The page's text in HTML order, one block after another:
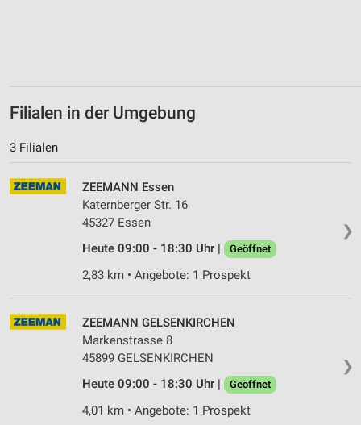
Filialen in der Umgebung
3 Filialen
❯
ZEEMANN Essen
Katernberger Str. 16
45327 Essen
Heute 09:00 - 18:30 Uhr |
Geöffnet
2,83 km • Angebote: 1 Prospekt
❯
ZEEMANN GELSENKIRCHEN
Markenstrasse 8
45899 GELSENKIRCHEN
Heute 09:00 - 18:30 Uhr |
Geöffnet
4,01 km • Angebote: 1 Prospekt
Messung der Werbeleistung
Messung der Performance von Inhalten
Analyse von Zielgruppen durch Statistiken oder
Kombinationen von Daten aus verschiedenen
Verwendung reduzierter Daten zur Auswahl von
Verwendung genauer Standortdaten
Informationen identifizieren
Nicht-IAB-Verarbeitungszwecke: